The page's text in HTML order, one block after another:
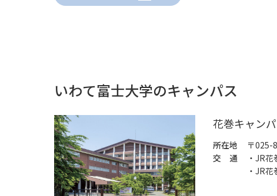
いわて富士大学のキャンパス
花巻キャン
所在地
〒
交 通
・JR
・JR